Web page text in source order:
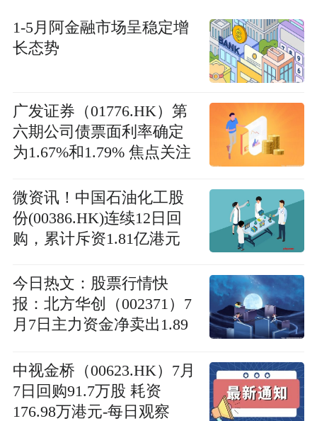
1-5月阿金融市场呈稳定增
长态势
广发证券（01776.HK）第
六期公司债票面利率确定
为1.67%和1.79% 焦点关注
微资讯！中国石油化工股
份(00386.HK)连续12日回
购，累计斥资1.81亿港元
今日热文：股票行情快
报：北方华创（002371）7
月7日主力资金净卖出1.89
中视金桥（00623.HK）7月
7日回购91.7万股 耗资
176.98万港元-每日观察